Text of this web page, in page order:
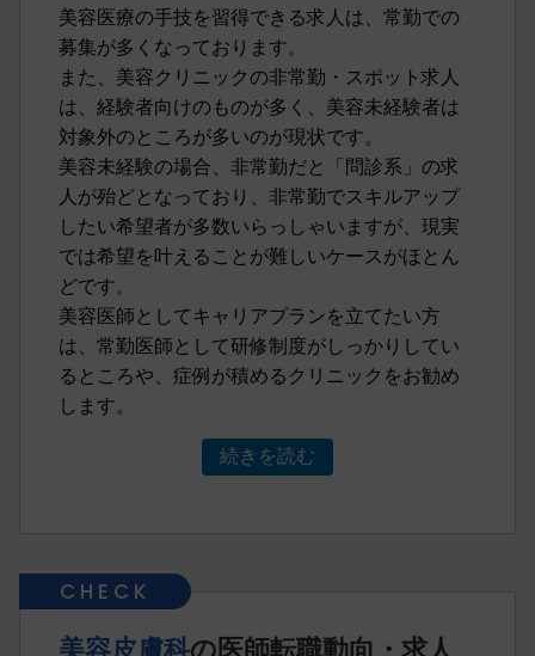
美容医療の手技を習得できる求人は、常勤での
募集が多くなっております。
また、美容クリニックの非常勤・スポット求人
は、経験者向けのものが多く、美容未経験者は
対象外のところが多いのが現状です。
美容未経験の場合、非常勤だと「問診系」の求
人が殆どとなっており、非常勤でスキルアップ
したい希望者が多数いらっしゃいますが、現実
では希望を叶えることが難しいケースがほとん
どです。
美容医師としてキャリアプランを立てたい方
は、常勤医師として研修制度がしっかりしてい
るところや、症例が積めるクリニックをお勧め
します。
続きを読む
美容皮膚科の医師転職動向・求人